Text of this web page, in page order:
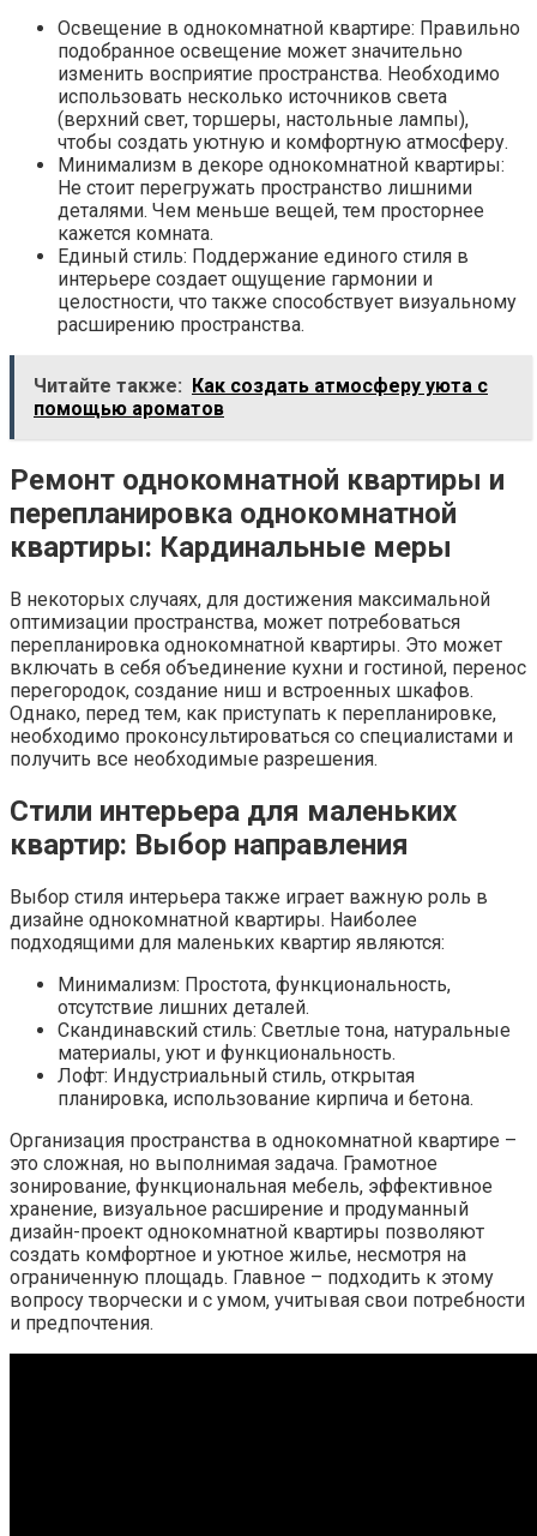
Освещение в однокомнатной квартире: Правильно
подобранное освещение может значительно
изменить восприятие пространства. Необходимо
использовать несколько источников света
(верхний свет, торшеры, настольные лампы),
чтобы создать уютную и комфортную атмосферу.
Минимализм в декоре однокомнатной квартиры:
Не стоит перегружать пространство лишними
деталями. Чем меньше вещей, тем просторнее
кажется комната.
Единый стиль: Поддержание единого стиля в
интерьере создает ощущение гармонии и
целостности, что также способствует визуальному
расширению пространства.
Читайте также:
Как создать атмосферу уюта с
помощью ароматов
Ремонт однокомнатной квартиры и
перепланировка однокомнатной
квартиры: Кардинальные меры
В некоторых случаях, для достижения максимальной
оптимизации пространства, может потребоваться
перепланировка однокомнатной квартиры. Это может
включать в себя объединение кухни и гостиной, перенос
перегородок, создание ниш и встроенных шкафов.
Однако, перед тем, как приступать к перепланировке,
необходимо проконсультироваться со специалистами и
получить все необходимые разрешения.
Стили интерьера для маленьких
квартир: Выбор направления
Выбор стиля интерьера также играет важную роль в
дизайне однокомнатной квартиры. Наиболее
подходящими для маленьких квартир являются:
Минимализм: Простота, функциональность,
отсутствие лишних деталей.
Скандинавский стиль: Светлые тона, натуральные
материалы, уют и функциональность.
Лофт: Индустриальный стиль, открытая
планировка, использование кирпича и бетона.
Организация пространства в однокомнатной квартире –
это сложная, но выполнимая задача. Грамотное
зонирование, функциональная мебель, эффективное
хранение, визуальное расширение и продуманный
дизайн-проект однокомнатной квартиры позволяют
создать комфортное и уютное жилье, несмотря на
ограниченную площадь. Главное – подходить к этому
вопросу творчески и с умом, учитывая свои потребности
и предпочтения.